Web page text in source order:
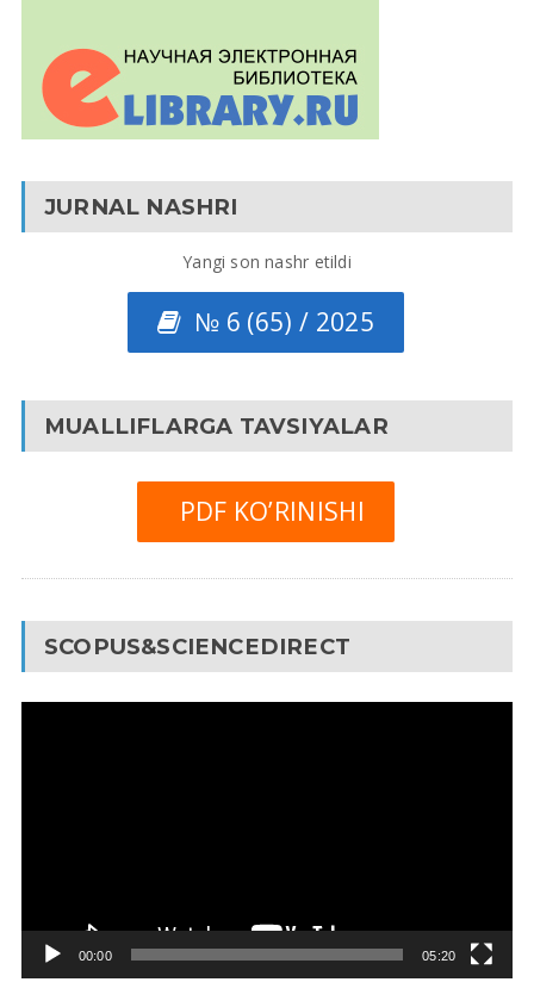
JURNAL NASHRI
Yangi son nashr etildi
№ 6 (65) / 2025
MUALLIFLARGA TAVSIYALAR
PDF KO’RINISHI
SCOPUS&SCIENCEDIRECT
00:00 05:20